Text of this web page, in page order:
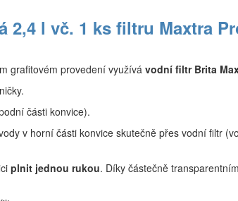
l vč. 1 ks filtru Maxtra
grafitovém provedení využívá vodní filtr Brita
části konvice).
v horní části konvice skutečně přes vodní filtr
plnit jednou rukou. Díky částečně